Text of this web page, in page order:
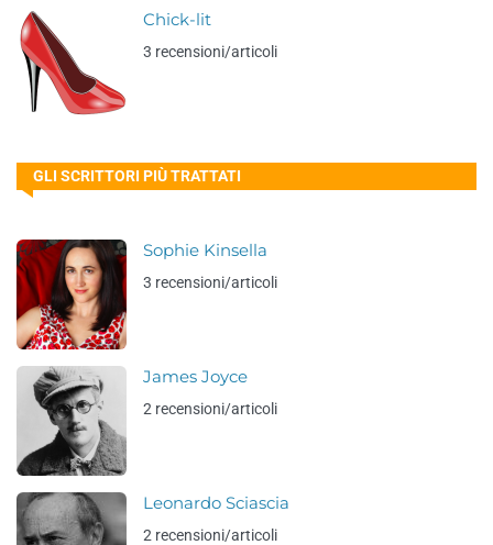
Chick-lit
3 recensioni/articoli
GLI SCRITTORI PIÙ TRATTATI
Sophie Kinsella
3 recensioni/articoli
James Joyce
2 recensioni/articoli
Leonardo Sciascia
2 recensioni/articoli